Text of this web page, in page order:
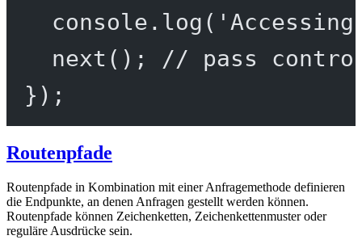
console. log (
next ();
// pass
});
Routenpfade
Routenpfade in Kombination mit einer Anfragemethode definieren
die Endpunkte, an denen Anfragen gestellt werden können.
Routenpfade können Zeichenketten, Zeichenkettenmuster oder
reguläre Ausdrücke sein.